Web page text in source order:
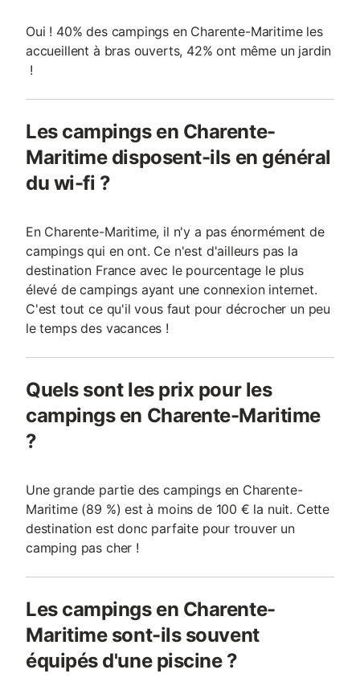
Oui ! 40% des campings en Charente-Maritime les
accueillent à bras ouverts, 42% ont même un jardin
!
Les campings en Charente-
Maritime disposent-ils en général
du wi-fi ?
En Charente-Maritime, il n'y a pas énormément de
campings qui en ont. Ce n'est d'ailleurs pas la
destination France avec le pourcentage le plus
élevé de campings ayant une connexion internet.
C'est tout ce qu'il vous faut pour décrocher un peu
le temps des vacances !
Quels sont les prix pour les
campings en Charente-Maritime
?
Une grande partie des campings en Charente-
Maritime (89 %) est à moins de 100 € la nuit. Cette
destination est donc parfaite pour trouver un
camping pas cher !
Les campings en Charente-
Maritime sont-ils souvent
équipés d'une piscine ?